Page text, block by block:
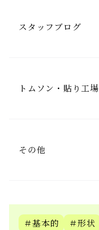
スタッフブログ
トムソン・貼り工場
その他
＃基本的 ＃形状